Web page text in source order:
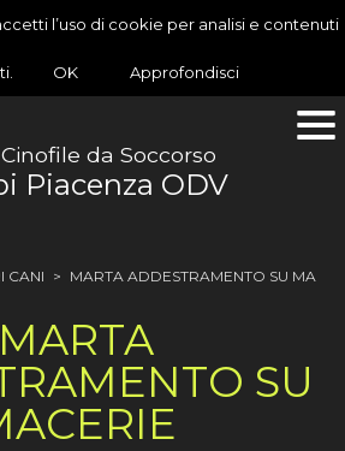
l’uso di cookie per analisi e contenuti
OK Approfondisci
da Soccorso
Piacenza ODV
CANI > MARTA ADDESTRAMENTO SU
MARTA
SU